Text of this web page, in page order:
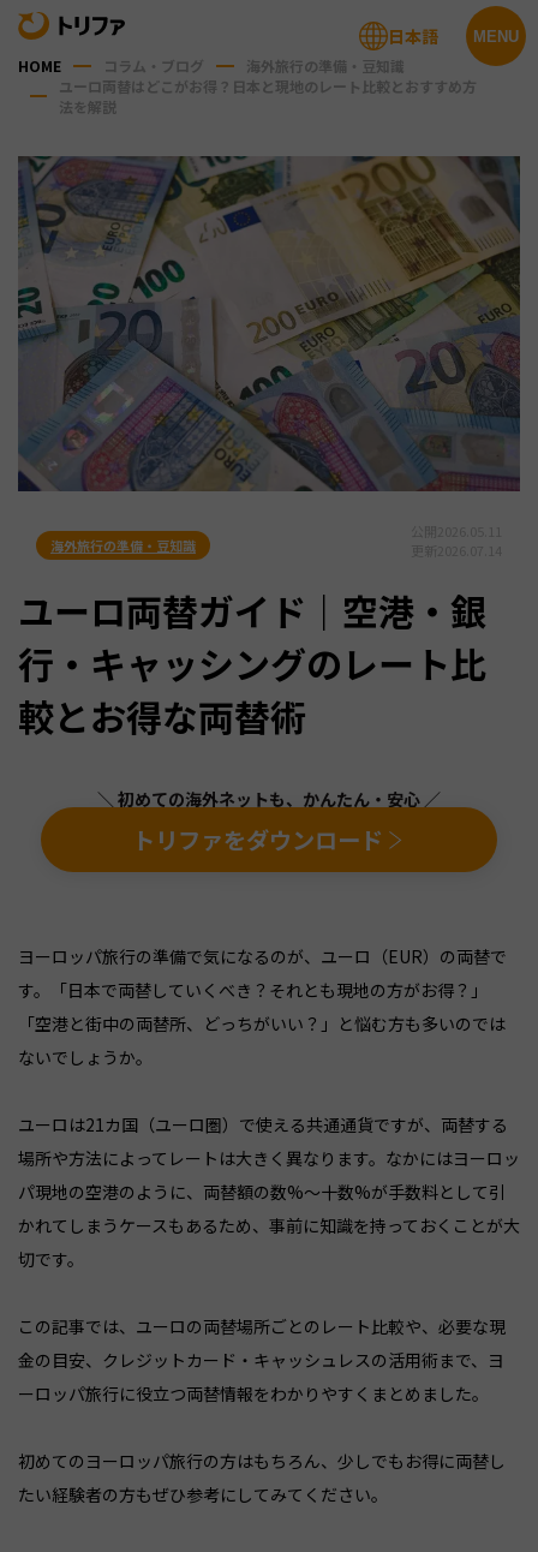
MENU
日本語
HOME コラム・ブログ
海外旅行の準備・豆知識
ユーロ両替はどこがお得？日本と現地のレート比較とおすすめ方
法を解説
海外旅行の準備・豆知識
ユーロ両替ガイド｜空港・銀
行・キャッシングのレート比
較とお得な両替術
＼ 初めての海外ネットも、かんたん・安心 ／
トリファをダウンロード
ヨーロッパ旅行の準備で気になるのが、ユーロ（EUR）の両替で
す。「日本で両替していくべき？それとも現地の方がお得？」
「空港と街中の両替所、どっちがいい？」と悩む方も多いのでは
ないでしょうか。
ユーロは21カ国（ユーロ圏）で使える共通通貨ですが、両替する
場所や方法によってレートは大きく異なります。なかにはヨーロッ
パ現地の空港のように、両替額の数%〜十数%が手数料として引
かれてしまうケースもあるため、事前に知識を持っておくことが大
切です。
この記事では、ユーロの両替場所ごとのレート比較や、必要な現
金の目安、クレジットカード・キャッシュレスの活用術まで、ヨ
ーロッパ旅行に役立つ両替情報をわかりやすくまとめました。
初めてのヨーロッパ旅行の方はもちろん、少しでもお得に両替し
たい経験者の方もぜひ参考にしてみてください。